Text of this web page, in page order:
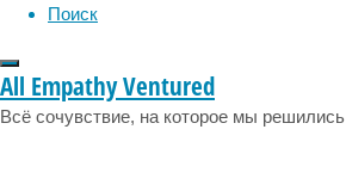
Поиск
All Empathy Ventured
Всё сочувствие, на которое мы решились
нет
хороших